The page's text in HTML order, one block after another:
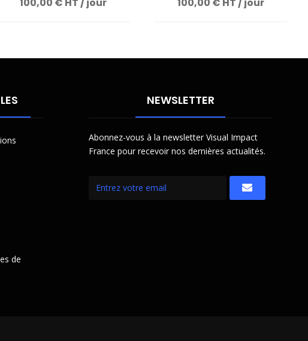
de
NEWSLETTER
Abonnez-vous à la newsletter Visual Impact
France pour recevoir nos dernières actualités.